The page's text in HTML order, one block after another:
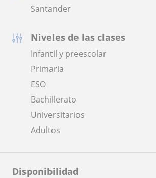
Santander
Niveles de las clases
Infantil y preescolar
Primaria
ESO
Bachillerato
Universitarios
Adultos
Disponibilidad